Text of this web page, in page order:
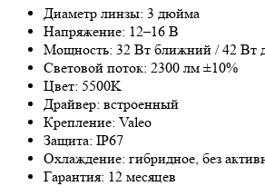
Диаметр линзы: 3 дюйма
Напряжение: 12–16 В
Мощность: 32 Вт ближний / 42 Вт
Световой поток: 2300 лм ±10%
Цвет: 5500K
Драйвер: встроенный
Крепление: Valeo
Защита: IP67
Охлаждение: гибридное, без
Гарантия: 12 месяцев